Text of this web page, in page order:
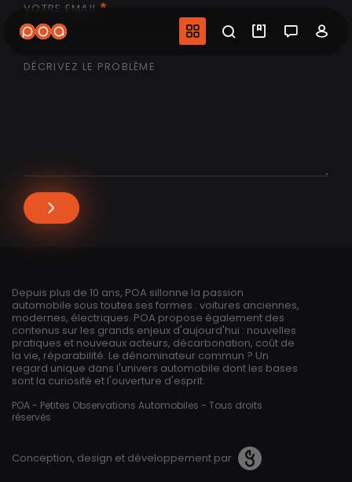
au
contenu
Navigation
Recherche
Mes
VOTRE EMAIL
DÉCRIVEZ LE PROBLÈME
Depuis plus de 10 ans, POA sillonne la passion
automobile sous toutes ses formes : voitures anciennes,
modernes, électriques. POA propose également des
contenus sur les grands enjeux d'aujourd'hui : nouvelles
pratiques et nouveaux acteurs, décarbonation, coût de
la vie, réparabilité. Le dénominateur commun ? Un
regard unique dans l'univers automobile dont les bases
sont la curiosité et l'ouverture d'esprit.
POA - Petites Observations Automobiles - Tous droits
réservés
Conception, design et développement par